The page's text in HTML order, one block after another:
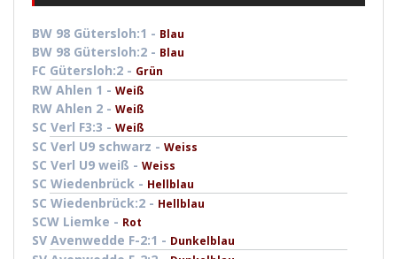
BW 98 Gütersloh:1 - Blau
BW 98 Gütersloh:2 - Blau
FC Gütersloh:2 - Grün
RW Ahlen 1 - Weiß
RW Ahlen 2 - Weiß
SC Verl F3:3 - Weiß
SC Verl U9 schwarz - Weiss
SC Verl U9 weiß - Weiss
SC Wiedenbrück - Hellblau
SC Wiedenbrück:2 - Hellblau
SCW Liemke - Rot
SV Avenwedde F-2:1 - Dunkelblau